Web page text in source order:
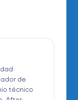
de
técnico